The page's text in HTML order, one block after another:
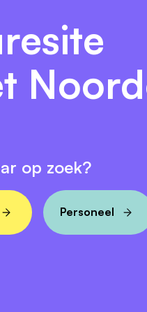
op zoek?
Personeel